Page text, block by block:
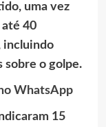
uma vez
40
incluindo
sobre o golpe.
WhatsApp
15